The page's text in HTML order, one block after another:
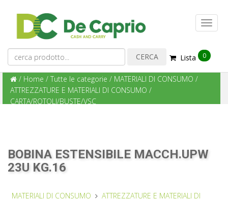
Lista 0
/ Home / Tutte le categorie / MATERIALI DI CONSUMO /
ATTREZZATURE E MATERIALI DI CONSUMO /
CARTA/ROTOLI/BUSTE/VSC
BOBINA ESTENSIBILE MACCH.UPW
23U KG.16
MATERIALI DI CONSUMO
ATTREZZATURE E MATERIALI DI